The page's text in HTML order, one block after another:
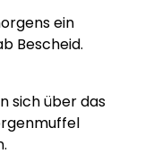
ein
Bescheid.
sich über das